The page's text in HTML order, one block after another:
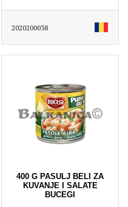
2020200038
400 G PASULJ BELI ZA
KUVANJE I SALATE
BUCEGI